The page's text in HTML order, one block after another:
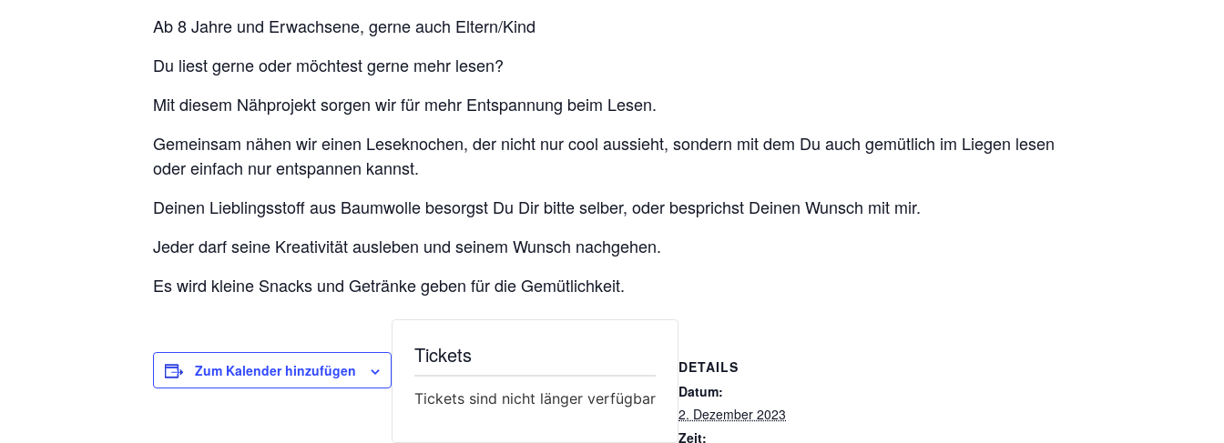
Ab 8 Jahre und Erwachsene, gerne auch Eltern/Kind
Du liest gerne oder möchtest gerne mehr lesen?
Mit diesem Nähprojekt sorgen wir für mehr Entspannung beim Lesen.
Gemeinsam nähen wir einen Leseknochen, der nicht nur cool aussieht, sondern mit dem Du auch gemütlich im Liegen lesen
oder einfach nur entspannen kannst.
Deinen Lieblingsstoff aus Baumwolle besorgst Du Dir bitte selber, oder besprichst Deinen Wunsch mit mir.
Jeder darf seine Kreativität ausleben und seinem Wunsch nachgehen.
Es wird kleine Snacks und Getränke geben für die Gemütlichkeit.
Zum Kalender hinzufügen
DETAILS
Datum:
2. Dezember 2023
Zeit:
Tickets
Tickets sind nicht länger verfügbar